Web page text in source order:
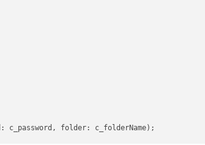
: c_password, folder